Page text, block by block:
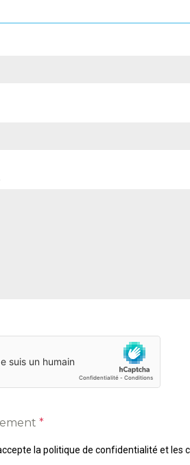
*
lapolitique de confidentialité et les